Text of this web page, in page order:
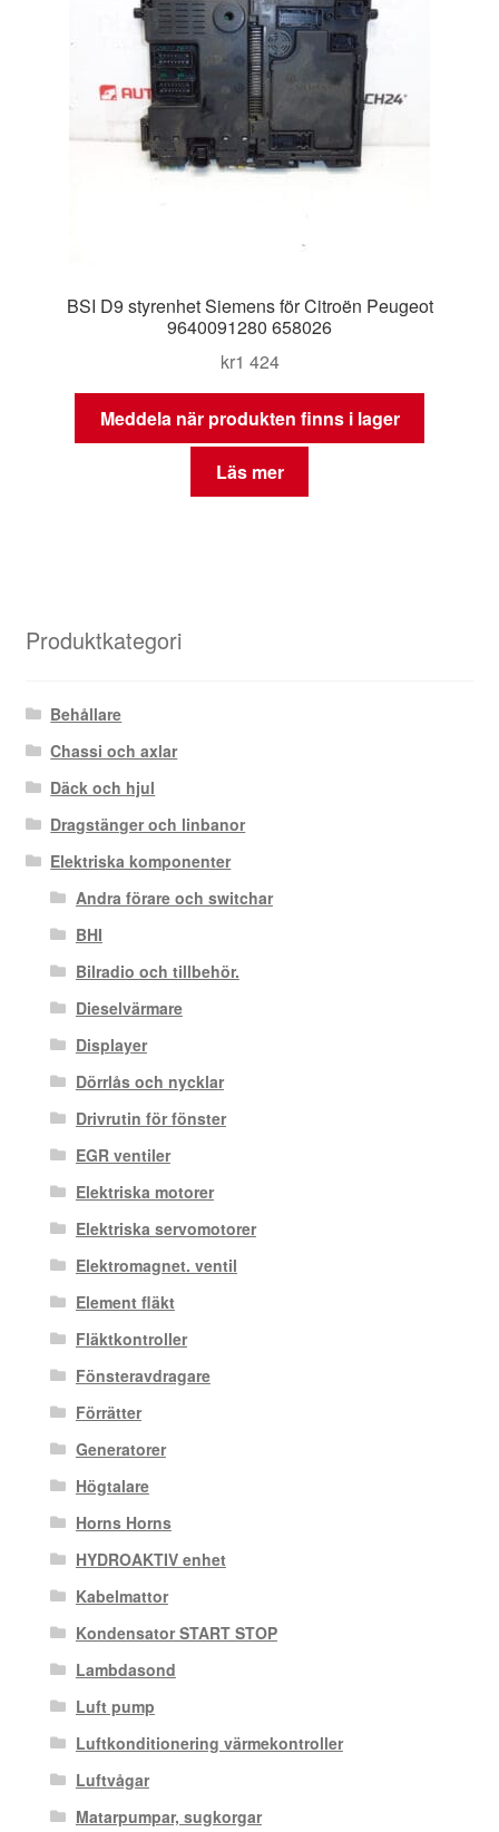
BSI D9 styrenhet Siemens för Citroën Peugeot
9640091280 658026
kr1 424
Meddela när produkten finns i lager
Läs mer
Produktkategori
Behållare
Chassi och axlar
Däck och hjul
Dragstänger och linbanor
Elektriska komponenter
Andra förare och switchar
BHI
Bilradio och tillbehör.
Dieselvärmare
Displayer
Dörrlås och nycklar
Drivrutin för fönster
EGR ventiler
Elektriska motorer
Elektriska servomotorer
Elektromagnet. ventil
Element fläkt
Fläktkontroller
Fönsteravdragare
Förrätter
Generatorer
Högtalare
Horns Horns
HYDROAKTIV enhet
Kabelmattor
Kondensator START STOP
Lambdasond
Luft pump
Luftkonditionering värmekontroller
Luftvågar
Matarpumpar, sugkorgar